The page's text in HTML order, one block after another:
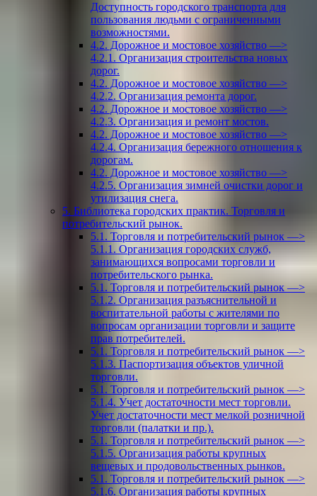
Доступность городского транспорта для
пользования людьми с ограниченными
возможностями.
4.2. Дорожное и мостовое хозяйство —>
4.2.1. Организация строительства новых
дорог.
4.2. Дорожное и мостовое хозяйство —>
4.2.2. Организация ремонта дорог.
4.2. Дорожное и мостовое хозяйство —>
4.2.3. Организация и ремонт мостов.
4.2. Дорожное и мостовое хозяйство —>
4.2.4. Организация бережного отношения к
дорогам.
4.2. Дорожное и мостовое хозяйство —>
4.2.5. Организация зимней очистки дорог и
утилизация снега.
5. Библиотека городских практик. Торговля и
потребительский рынок.
5.1. Торговля и потребительский рынок —>
5.1.1. Организация городских служб,
занимающихся вопросами торговли и
потребительского рынка.
5.1. Торговля и потребительский рынок —>
5.1.2. Организация разъяснительной и
воспитательной работы с жителями по
вопросам организации торговли и защите
прав потребителей.
5.1. Торговля и потребительский рынок —>
5.1.3. Паспортизация объектов уличной
торговли.
5.1. Торговля и потребительский рынок —>
5.1.4. Учет достаточности мест торговли.
Учет достаточности мест мелкой розничной
торговли (палатки и пр.).
5.1. Торговля и потребительский рынок —>
5.1.5. Организация работы крупных
вещевых и продовольственных рынков.
5.1. Торговля и потребительский рынок —>
5.1.6. Организация работы крупных